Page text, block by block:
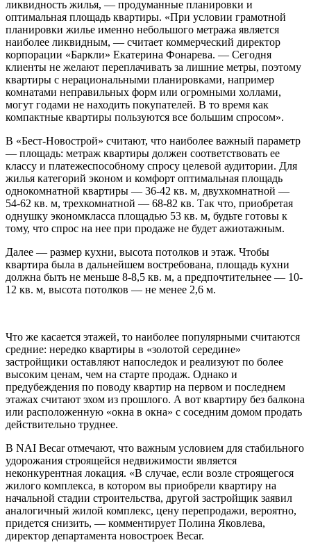
ликвидность жилья, — продуманные планировки и
оптимальная площадь квартиры. «При условии грамотной
планировки жилье именно небольшого метража является
наиболее ликвидным, — считает коммерческий директор
корпорации «Баркли» Екатерина Фонарева. — Сегодня
клиенты не желают переплачивать за лишние метры, поэтому
квартиры с нерациональными планировками, например
комнатами неправильных форм или огромными холлами,
могут годами не находить покупателей. В то время как
компактные квартиры пользуются все большим спросом».
В «Бест-Новострой» считают, что наиболее важный параметр
— площадь: метраж квартиры должен соответствовать ее
классу и платежеспособному спросу целевой аудитории. Для
жилья категорий эконом и комфорт оптимальная площадь
однокомнатной квартиры — 36-42 кв. м, двухкомнатной —
54-62 кв. м, трехкомнатной — 68-82 кв. Так что, приобретая
однушку экономкласса площадью 53 кв. м, будьте готовы к
тому, что спрос на нее при продаже не будет ажиотажным.
Далее — размер кухни, высота потолков и этаж. Чтобы
квартира была в дальнейшем востребована, площадь кухни
должна быть не меньше 8-8,5 кв. м, а предпочтительнее — 10-
12 кв. м, высота потолков — не менее 2,6 м.
Что же касается этажей, то наиболее популярными считаются
средние: нередко квартиры в «золотой середине»
застройщики оставляют напоследок и реализуют по более
высоким ценам, чем на старте продаж. Однако и
предубеждения по поводу квартир на первом и последнем
этажах считают эхом из прошлого. А вот квартиру без балкона
или расположенную «окна в окна» с соседним домом продать
действительно труднее.
В NAI Becar отмечают, что важным условием для стабильного
удорожания строящейся недвижимости является
неконкурентная локация. «В случае, если возле строящегося
жилого комплекса, в котором вы приобрели квартиру на
начальной стадии строительства, другой застройщик заявил
аналогичный жилой комплекс, цену перепродажи, вероятно,
придется снизить, — комментирует Полина Яковлева,
директор департамента новостроек Becar.